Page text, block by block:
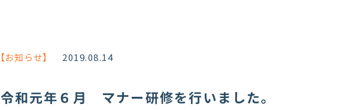
【お知らせ】 2019.08.14
令和元年６月 マナー研修を行いました。